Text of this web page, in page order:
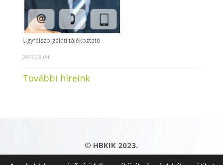
Ügyfélszolgálati tájékoztató
2026.08.04.
További híreink
© HBKIK 2023.
Adatkezelési tájékoztató|Impresszum|